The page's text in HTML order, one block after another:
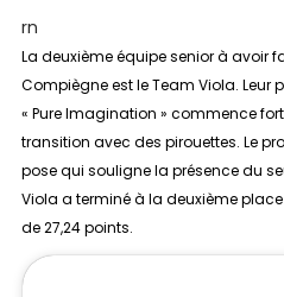
rn
La deuxième équipeseniorà avoir
Compiègne est le Team Viola.
« Pure Imagination » commence
transition avec des pirouettes. Le
pose qui souligne la présence du
Viola a terminé à la deuxième
de 27,24 points.